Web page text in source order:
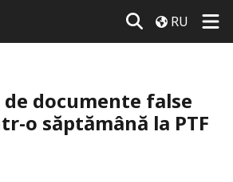
RU
de documente false
o săptămână la PTF